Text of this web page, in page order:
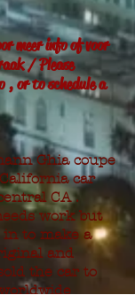
meer info of voor
/ Please
, or to schedule a
Ghia coupe
car
CA .
work but
to make a
and
the car to